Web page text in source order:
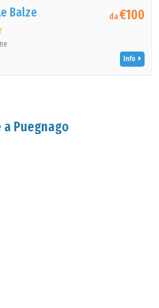
Balze da€100
Info
Puegnago